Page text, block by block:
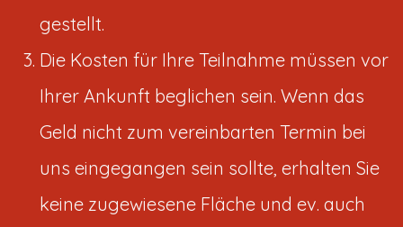
gestellt.
Die Kosten für Ihre Teilnahme müssen vor
Ihrer Ankunft beglichen sein. Wenn das
Geld nicht zum vereinbarten Termin bei
uns eingegangen sein sollte, erhalten Sie
keine zugewiesene Fläche und ev. auch